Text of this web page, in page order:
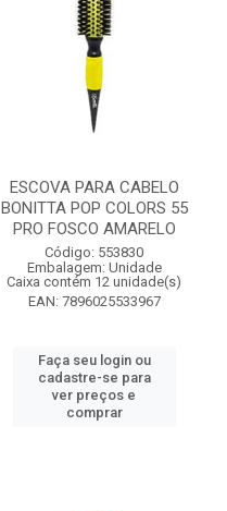
ESCOVA PARA CABELO
BONITTA POP COLORS 55
PRO FOSCO AMARELO
Código: 553830
Embalagem: Unidade
Caixa contém 12 unidade(s)
EAN: 7896025533967
Faça seu login ou
cadastre-se para
ver preços e
comprar